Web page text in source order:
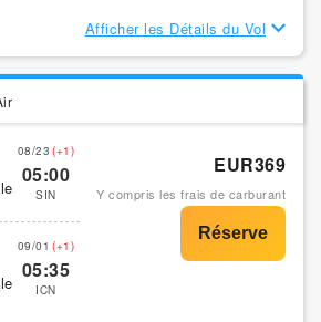
Afficher les Détails du Vol
08/23 (+1)
05:00
SIN
09/01 (+1)
05:35
ICN
EUR369
Y compris les frais de carburant